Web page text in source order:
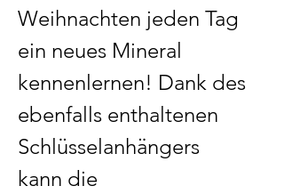
Weihnachten jeden Tag
ein neues Mineral
kennenlernen! Dank des
ebenfalls enthaltenen
Schlüsselanhängers
kann die